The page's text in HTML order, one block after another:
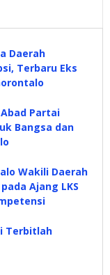
Daerah
Terbaru Eks
Partai
Bangsa dan
Wakili Daerah
Ajang LKS
Terbitlah